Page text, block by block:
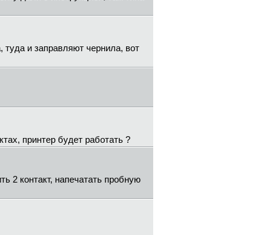
туда и заправляют чернила, вот
принтер будет работать ?
2 контакт, напечатать пробную